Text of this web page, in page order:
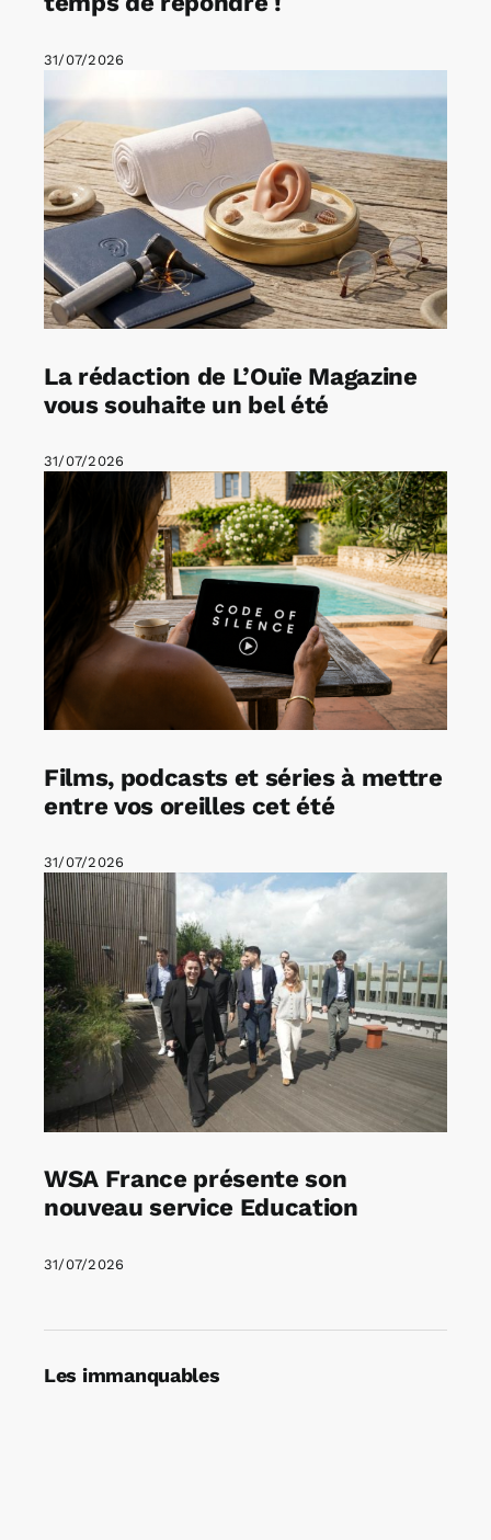
31/07/2026
La rédaction de L’Ouïe Magazine
vous souhaite un bel été
31/07/2026
Films, podcasts et séries à mettre
entre vos oreilles cet été
31/07/2026
WSA France présente son
nouveau service Education
31/07/2026
Les immanquables